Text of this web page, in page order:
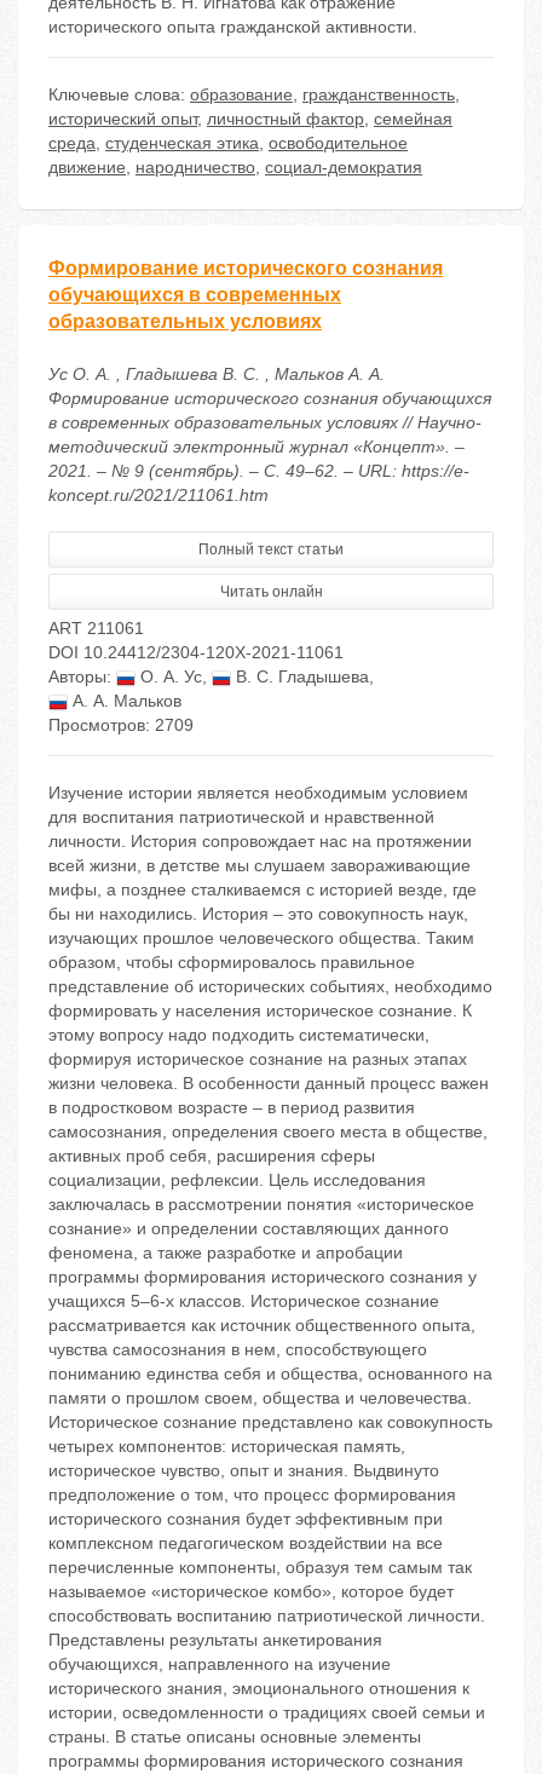
исторического опыта гражданской активности.
Ключевые слова: образование, гражданственность,
исторический опыт, личностный фактор, семейная
среда, студенческая этика, освободительное
движение, народничество, социал-демократия
Формирование исторического сознания
обучающихся в современных
образовательных условиях
Ус О. А. , Гладышева В. С. , Мальков А. А.
Формирование исторического сознания обучающихся
в современных образовательных условиях // Научно-
методический электронный журнал «Концепт». –
2021. – № 9 (сентябрь). – С. 49–62. – URL: https://e-
koncept.ru/2021/211061.htm
Полный текст статьи
Читать онлайн
ART 211061
DOI 10.24412/2304-120X-2021-11061
Авторы:
О. А. Ус, В. С. Гладышева,
А. А. Мальков
Просмотров: 2709
Изучение истории является необходимым условием
для воспитания патриотической и нравственной
личности. История сопровождает нас на протяжении
всей жизни, в детстве мы слушаем завораживающие
мифы, а позднее сталкиваемся с историей везде, где
бы ни находились. История – это совокупность наук,
изучающих прошлое человеческого общества. Таким
образом, чтобы сформировалось правильное
представление об исторических событиях, необходимо
формировать у населения историческое сознание. К
этому вопросу надо подходить систематически,
формируя историческое сознание на разных этапах
жизни человека. В особенности данный процесс важен
в подростковом возрасте – в период развития
самосознания, определения своего места в обществе,
активных проб себя, расширения сферы
социализации, рефлексии. Цель исследования
заключалась в рассмотрении понятия «историческое
сознание» и определении составляющих данного
феномена, а также разработке и апробации
программы формирования исторического сознания у
учащихся 5–6-х классов. Историческое сознание
рассматривается как источник общественного опыта,
чувства самосознания в нем, способствующего
пониманию единства себя и общества, основанного на
памяти о прошлом своем, общества и человечества.
Историческое сознание представлено как совокупность
четырех компонентов: историческая память,
историческое чувство, опыт и знания. Выдвинуто
предположение о том, что процесс формирования
исторического сознания будет эффективным при
комплексном педагогическом воздействии на все
перечисленные компоненты, образуя тем самым так
называемое «историческое комбо», которое будет
способствовать воспитанию патриотической личности.
Представлены результаты анкетирования
обучающихся, направленного на изучение
исторического знания, эмоционального отношения к
истории, осведомленности о традициях своей семьи и
страны. В статье описаны основные элементы
программы формирования исторического сознания